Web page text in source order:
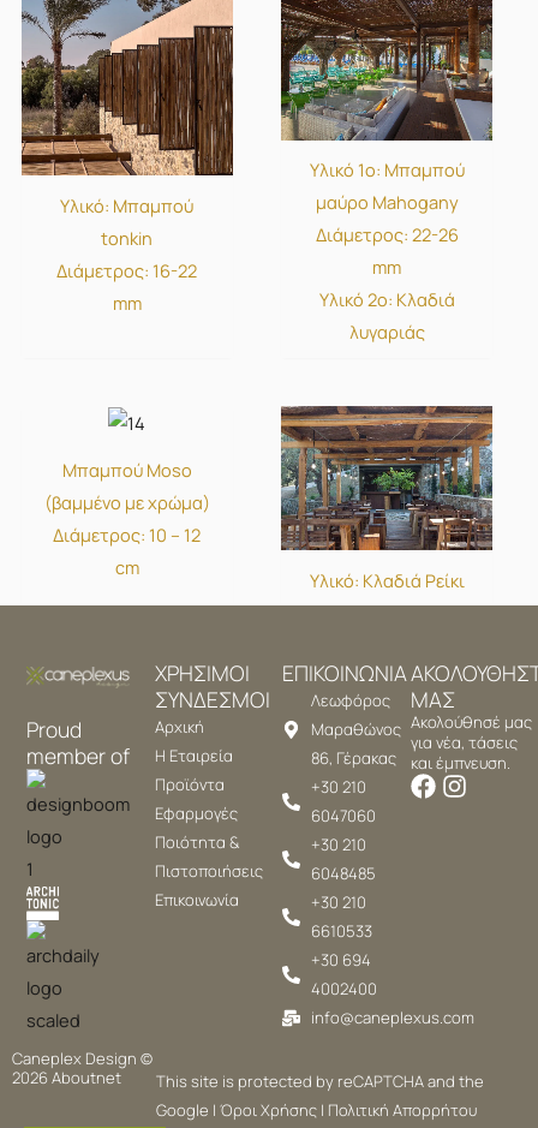
Υλικό: Μπαμπού
tonkin
Διάμετρος: 16-22
mm
Υλικό 1ο: Μπαμπού
μαύρο Mahogany
Διάμετρος: 22-26
mm
Υλικό 2ο: Κλαδιά
λυγαριάς
Μπαμπού Moso
(βαμμένο με χρώμα)
Διάμετρος: 10 – 12
cm
Υλικό: Κλαδιά Ρείκι
Proud
member of
ΧΡΗΣΙΜΟΙ
ΣΥΝΔΕΣΜΟΙ
Αρχική
Η Εταιρεία
Προϊόντα
Εφαρμογές
Ποιότητα &
Πιστοποιήσεις
Επικοινωνία
ΕΠΙΚΟΙΝΩΝΙΑ
Λεωφόρος
Μαραθώνος
86, Γέρακας
+30 210
6047060
+30 210
6048485
+30 210
6610533
+30 694
4002400
info@caneplexus.com
ΜΑΣ
Ακολούθησέ μας
για νέα, τάσεις
και έμπνευση.
Caneplex Design ©
2026 Aboutnet
This site is protected by reCAPTCHA and the
Google | Όροι Χρήσης| Πολιτική Απορρήτου